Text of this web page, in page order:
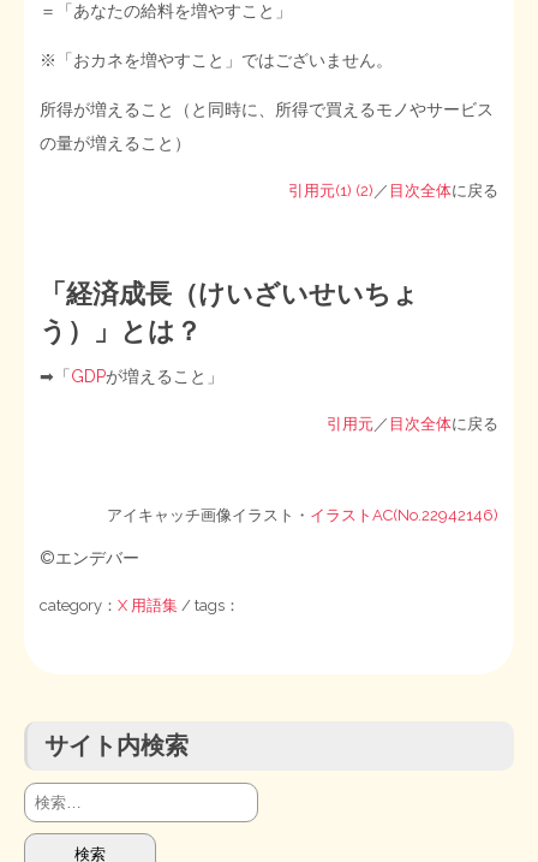
＝「あなたの給料を増やすこと」
※「おカネを増やすこと」ではございません。
所得が増えること（と同時に、所得で買えるモノやサービス
の量が増えること）
引用元(1) (2) ／ 目次全体に戻る
「経済成長（けいざいせいちょ
う）」とは？
➡︎「 GDPが増えること」
引用元／ 目次全体に戻る
アイキャッチ画像イラスト・ イラストAC(No.22942146)
©エンデバー
category：X 用語集 / tags：
サイト内検索
検
索: